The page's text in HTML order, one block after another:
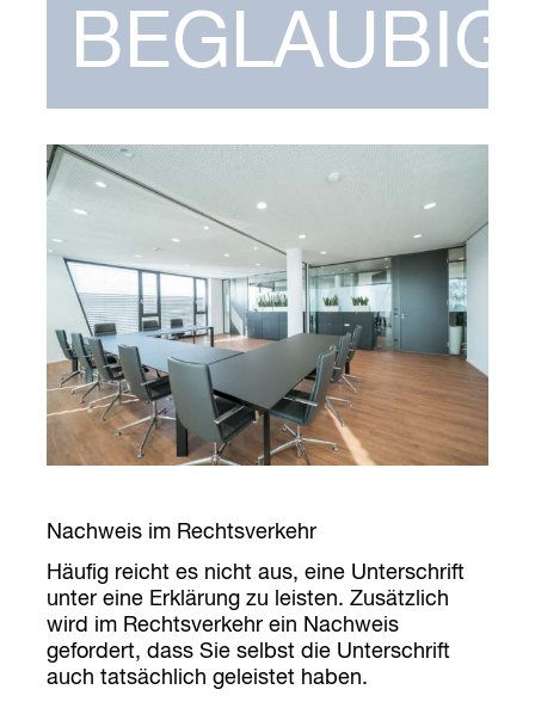
Nachweis im Rechtsverkehr
Häufig reicht es nicht aus, eine Unterschrift
unter eine Erklärung zu leisten. Zusätzlich
wird im Rechtsverkehr ein Nachweis
gefordert, dass Sie selbst die Unterschrift
auch tatsächlich geleistet haben.